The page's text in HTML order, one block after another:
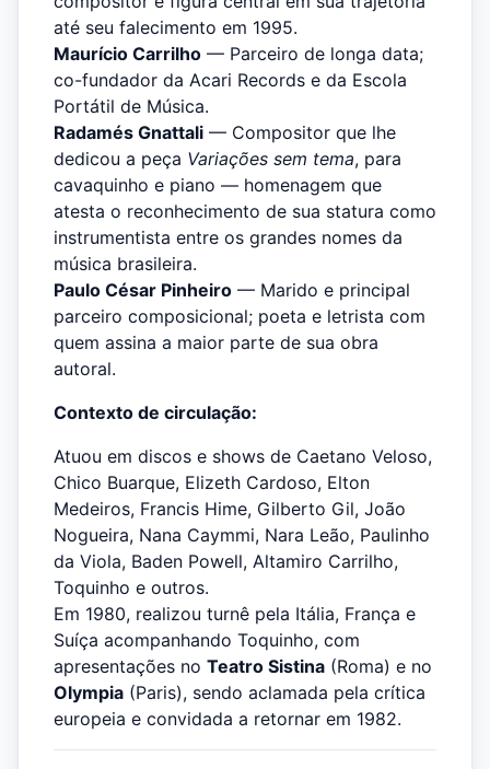
até seu falecimento em 1995.
Maurício Carrilho — Parceiro de longa data;
co-fundador da Acari Records e da Escola
Portátil de Música.
Radamés Gnattali — Compositor que lhe
dedicou a peça Variações sem tema, para
cavaquinho e piano — homenagem que
atesta o reconhecimento de sua statura como
instrumentista entre os grandes nomes da
música brasileira.
Paulo César Pinheiro — Marido e principal
parceiro composicional; poeta e letrista com
quem assina a maior parte de sua obra
autoral.
Contexto de circulação:
Atuou em discos e shows de Caetano Veloso,
Chico Buarque, Elizeth Cardoso, Elton
Medeiros, Francis Hime, Gilberto Gil, João
Nogueira, Nana Caymmi, Nara Leão, Paulinho
da Viola, Baden Powell, Altamiro Carrilho,
Toquinho e outros.
Em 1980, realizou turnê pela Itália, França e
Suíça acompanhando Toquinho, com
apresentações no Teatro Sistina (Roma) e no
Olympia (Paris), sendo aclamada pela crítica
europeia e convidada a retornar em 1982.